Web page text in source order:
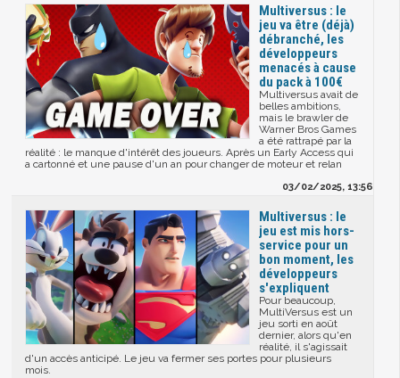
Multiversus : le
jeu va être (déjà)
débranché, les
développeurs
menacés à cause
du pack à 100€
Multiversus avait de
belles ambitions,
mais le brawler de
Warner Bros Games
a été rattrapé par la
réalité : le manque d'intérêt des joueurs. Après un Early Access qui
a cartonné et une pause d'un an pour changer de moteur et relan
03/02/2025, 13:56
Multiversus : le
jeu est mis hors-
service pour un
bon moment, les
développeurs
s'expliquent
Pour beaucoup,
MultiVersus est un
jeu sorti en août
dernier, alors qu'en
réalité, il s'agissait
d'un accès anticipé. Le jeu va fermer ses portes pour plusieurs
mois.